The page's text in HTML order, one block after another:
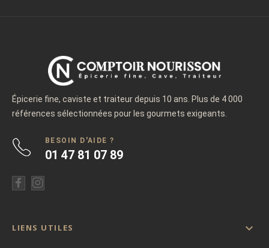
Épicerie fine, caviste et traiteur depuis 10 ans. Plus de 4 000
références sélectionnées pour les gourmets exigeants.
BESOIN D'AIDE ?
01 47 81 07 89
LIENS UTILES 